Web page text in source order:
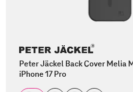
Peter Jäckel Back Cover Melia
iPhone 17 Pro